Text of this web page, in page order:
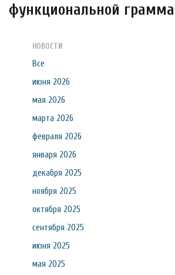
функциональной
НОВОСТИ
Все
июня 2026
мая 2026
марта 2026
февраля 2026
января 2026
декабря 2025
ноября 2025
октября 2025
сентября 2025
июня 2025
мая 2025